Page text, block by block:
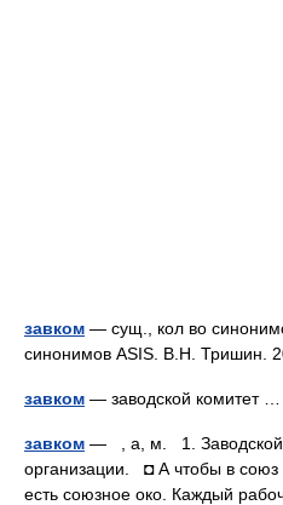
завком — сущ., кол во
синонимов ASIS. В.Н. Тришин.
завком — заводской комитет
завком — , а, м. 1. Заводской
организации. ◘ А чтобы в союз
есть союзное око. Каждый